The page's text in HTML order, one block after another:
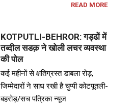
READ MORE
KOTPUTLI-BEHROR: गड्ढों में
तब्दील सडक़ ने खोली लचर व्यवस्था
की पोल
कई महीनों से क्षतिग्रस्त डाबला रोड़,
जिम्मेदारों ने साध रखी है चुप्पी कोटपूतली-
बहरोड़/सच पत्रिका न्यूज